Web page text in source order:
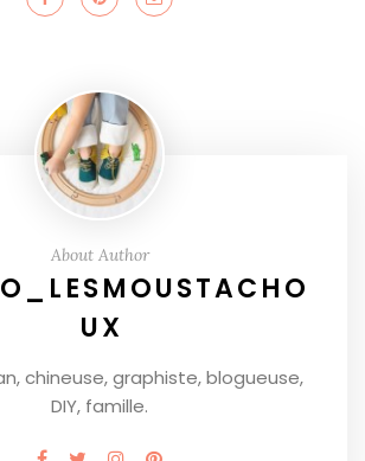
About Author
UX
chineuse, graphiste, blogueuse,
DIY, famille.